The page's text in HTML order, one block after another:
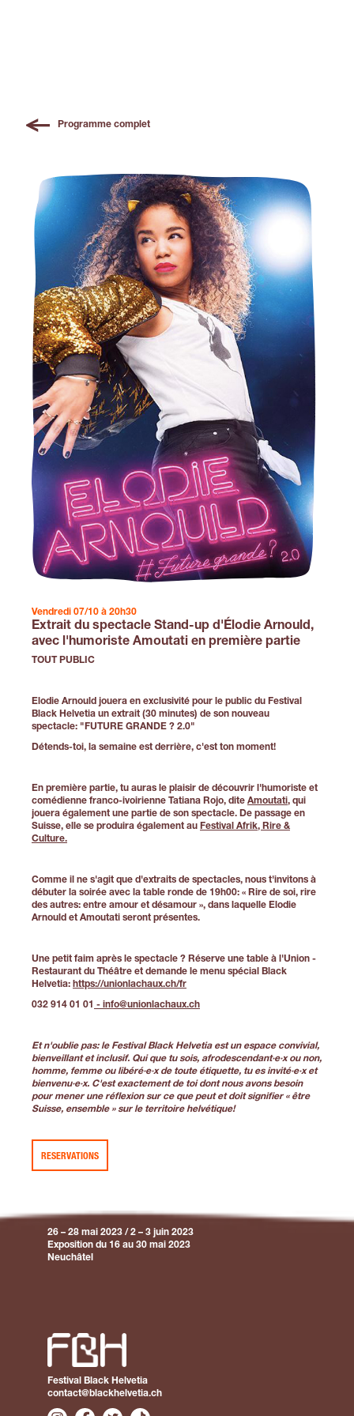
Programme complet
Vendredi 07/10 à 20h30
Extrait du spectacle Stand-up d'Élodie Arnould,
avec l'humoriste Amoutati en première partie
TOUT PUBLIC
Elodie Arnould jouera en exclusivité pour le public du Festival
Black Helvetia un extrait (30 minutes) de son nouveau
spectacle: "FUTURE GRANDE ? 2.0"
Détends-toi, la semaine est derrière, c'est ton moment!
En première partie, tu auras le plaisir de découvrir l'humoriste et
comédienne franco-ivoirienne Tatiana Rojo, dite Amoutati, qui
jouera également une partie de son spectacle. De passage en
Suisse, elle se produira également au Festival Afrik, Rire &
Culture.
Comme il ne s'agit que d'extraits de spectacles, nous t'invitons à
débuter la soirée avec la table ronde de 19h00: « Rire de soi, rire
des autres: entre amour et désamour », dans laquelle Elodie
Arnould et Amoutati seront présentes.
Une petit faim après le spectacle ? Réserve une table à l'Union -
Restaurant du Théâtre et demande le menu spécial Black
Helvetia: https://unionlachaux.ch/fr
032 914 01 01 - info@unionlachaux.ch
Et n'oublie pas:le Festival Black Helvetia est un espace convivial,
bienveillant et inclusif. Qui que tu sois, afrodescendant·e·x ou non,
homme, femme ou libéré·e·x de toute étiquette, tu es invité·e·x et
bienvenu·e·x. C'est exactement de toi dont nous avons besoin
pour mener une réflexion sur ce que peut et doit signifier « être
Suisse, ensemble » sur le territoire helvétique!
RESERVATIONS
26 – 28 mai 2023 / 2 – 3 juin 2023
Exposition du 16 au 30 mai 2023
Neuchâtel
Festival Black Helvetia
contact@blackhelvetia.ch